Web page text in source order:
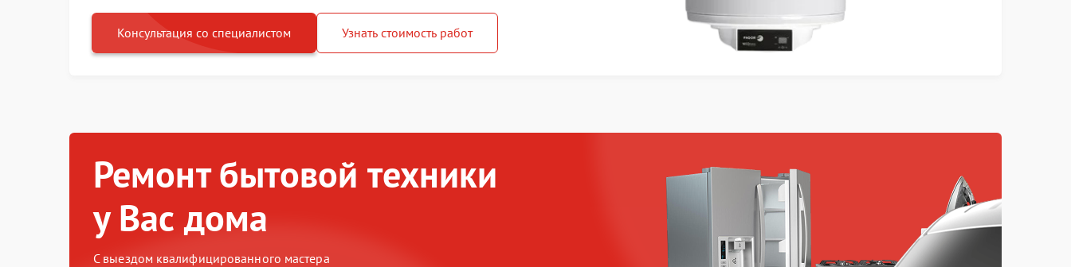
Консультация со специалистом Узнать стоимость работ
Ремонт бытовой техники
у Вас дома
С выездом квалифицированного мастера